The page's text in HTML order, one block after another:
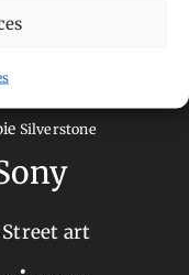
E-M5
Basque
Silverstone
Street art